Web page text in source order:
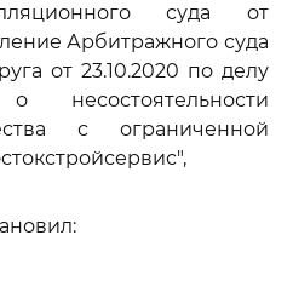
суда от
Арбитражного суда
от 23.10.2020 по делу
несостоятельности
с ограниченной